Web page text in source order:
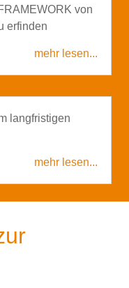
von
erfinden
mehr lesen...
langfristigen
mehr lesen...